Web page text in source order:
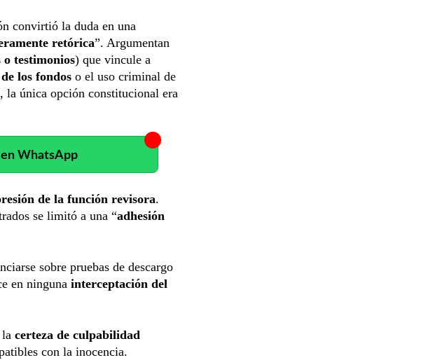
convirtió la duda en una
retórica”. Argumentan
o testimonios) que vincule a
los fondos o el uso criminal de
la única opción constitucional era
WhatsApp
de la función revisora.
se limitó a una “adhesión
sobre pruebas de descargo
en ninguna interceptación del
certeza de culpabilidad
con la inocencia.